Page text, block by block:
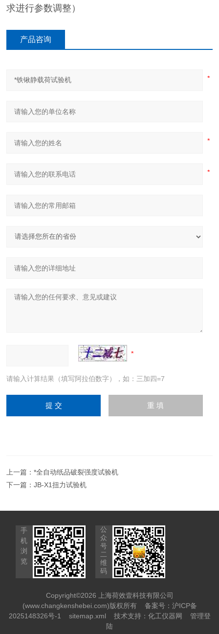
求进行参数调整）
产品咨询
请输入计算结果（填写阿拉伯数字），如：三加四=7
上一篇：*全自动纸品破裂强度试验机
下一篇：JB-X1扭力试验机
手
机
浏
览
公
众
号
二
维
码
Copyright©2026 上海荷效壹科技有限公司
(www.changkenshebei.com)版权所有 备案号：沪ICP备
2025148326号-1
sitemap.xml 技术支持： 化工仪器网
管理登
陆